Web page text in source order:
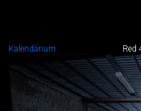
Kalendárium Red